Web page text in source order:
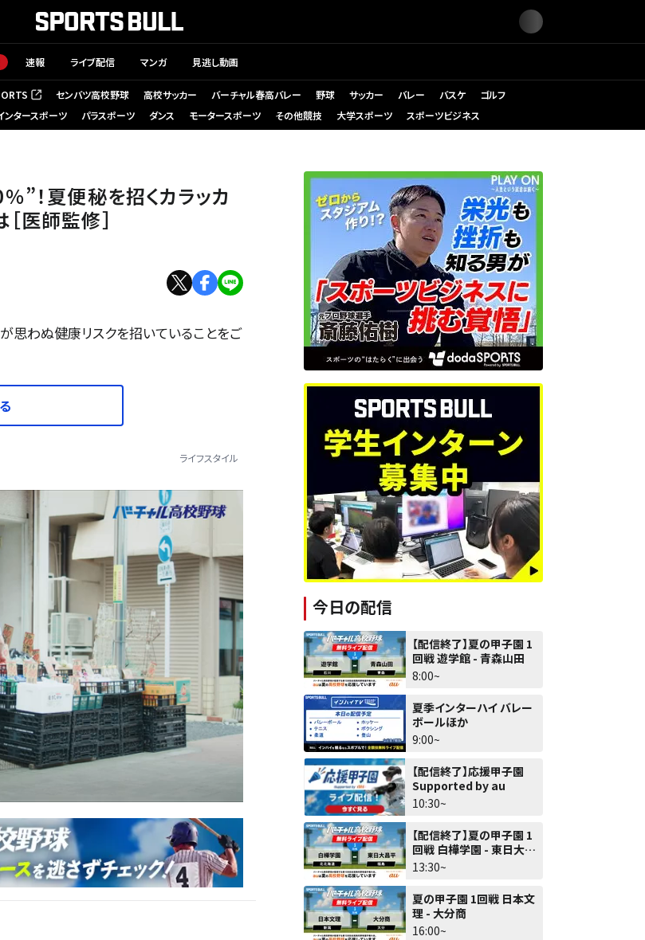
速報 ライブ配信 マンガ 見逃し動画
で開く） センバツ高校野球 高校サッカー バーチャル春高バレー 野球 サッカー バレー バスケ
ゴルフ
ンタースポーツ パラスポーツ ダンス モータースポーツ その他競技 大学スポーツ スポーツビジネス
”！夏便秘を招くカラッカ
医師監修］
思わぬ健康リスクを招いていることをご
ライフスタイル
今日の配信
【配信終了】夏の甲子園 1
回戦 遊学館 - 青森山田
8:00~
夏季インターハイ バレー
ボールほか
9:00~
【配信終了】応援甲子園
Supported by au
10:30~
【配信終了】夏の甲子園 1
回戦 白樺学園 - 東日大昌
平
13:30~
夏の甲子園 1回戦 日本文
理 - 大分商
16:00~